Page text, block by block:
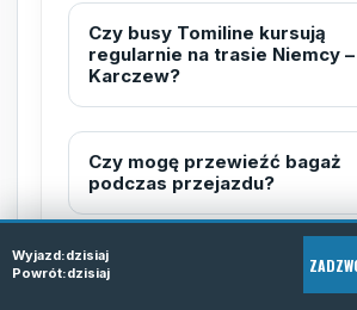
Czy busy Tomiline kursują
regularnie na trasie Niemcy –
Karczew?
Czy mogę przewieźć bagaż
podczas przejazdu?
Czy przejazdy są dostępne
grup zorganizowanych?
Wyjazd:dzisiaj
Powrót:dzisiaj